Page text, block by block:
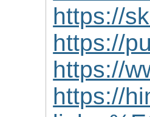
https://
https://
https://
https://